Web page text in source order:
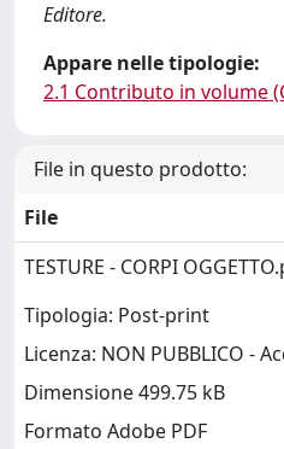
Editore.
Appare nelle tipologie:
2.1 Contributo in volume
File in questo prodotto:
File
TESTURE - CORPI
Tipologia: Post-print
Licenza: NON PUBBLICO -
Dimensione 499.75 kB
Formato Adobe PDF